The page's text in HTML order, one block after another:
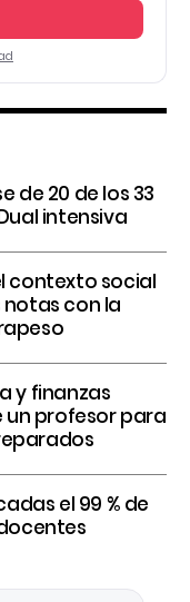
de 20 de los 33
intensiva
contexto social
con la
y finanzas
un profesor para
el 99 % de